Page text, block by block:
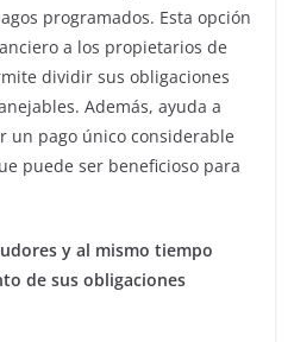
programados. Esta opción
a los propietarios de
dividir sus obligaciones
Además, ayuda a
un pago único considerable
puede ser beneficioso para
y al mismo tiempo
de sus obligaciones